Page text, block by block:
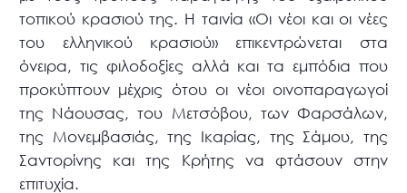
τοπικού κρασιού της. Η ταινία «Οι νέοι και οι νέες
του ελληνικού κρασιού» επικεντρώνεται στα
όνειρα, τις φιλοδοξίες αλλά και τα εμπόδια που
προκύπτουν μέχρις ότου οι νέοι οινοπαραγωγοί
της Νάουσας, του Μετσόβου, των Φαρσάλων,
της Μονεμβασιάς, της Ικαρίας, της Σάμου, της
Σαντορίνης και της Κρήτης να φτάσουν στην
επιτυχία.